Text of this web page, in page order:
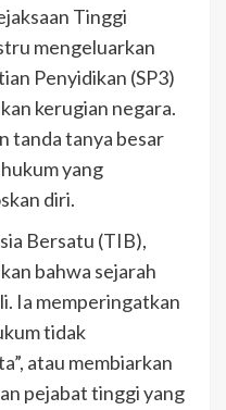
Tinggi
mengeluarkan
Penyidikan (SP3)
kerugian negara.
tanda tanya besar
yang
diri.
Bersatu (TIB),
bahwa sejarah
Ia memperingatkan
tidak
atau membiarkan
pejabat tinggi yang